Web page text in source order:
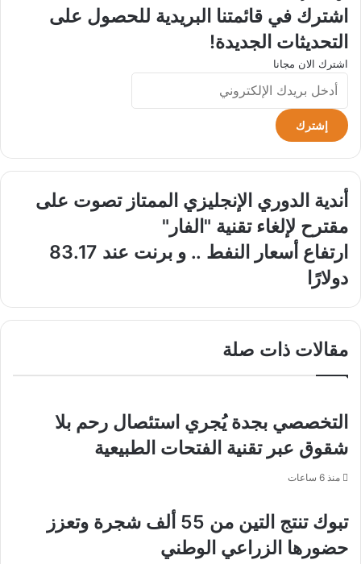
اشترك في قائمتنا البريدية للحصول على
التحديثات الجديدة!
اشترك الان مجانا
أدخل
بريدك
الإلكتروني
أندية
الدوري
الإنجليزي
الممتاز
تصوت
على
"الفار"
أندية الدوري الإنجليزي الممتاز تصوت على
مقترح لإلغاء تقنية "الفار"
ارتفاع
أسعار
النفط
عند
دولارًا
ارتفاع أسعار النفط .. و برنت عند 83.17
دولارًا
مقالات ذات صلة
التخصصي بجدة يُجري استئصال رحم بلا
شقوق عبر تقنية الفتحات الطبيعية
منذ 6 ساعات
تبوك تنتج التين من 55 ألف شجرة وتعزز
حضورها الزراعي الوطني